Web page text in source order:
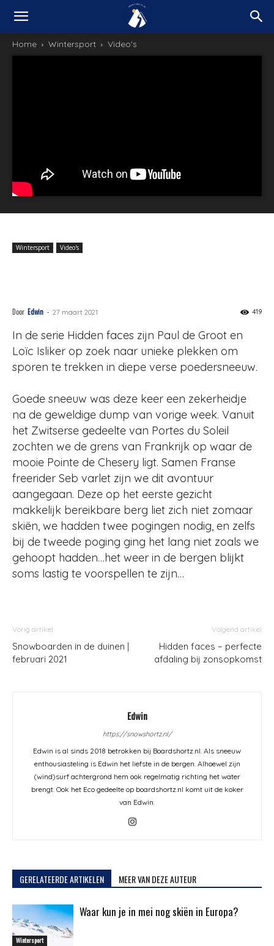
Home Wintersport Video's
Wintersport Video's
Door Edwin - 27 maart 2021 419
In de serie Hidden faces zijn Paul de Groot en
Loïc Isliker op zoek naar unieke plekken om
sporen te trekken in diepe verse poedersneeuw.
Goede sneeuw was deze keer een zekerheidje
na de geweldige dump van vorige week. Vanuit
het Zwitserse gedeelte van Portes du Soleil
zochten we de grens van Frankrijk op waar de
mooie Pointe de Chesery ligt. Samen Franse
freerider Seb varlet zijn we dit avontuur
aangegaan. Deze op het eerste gezicht
makkelijk bereikbare berg liet zich niet zomaar
skiën, we hadden twee pogingen nodig, en zelfs
bij de tweede poging ging het lang niet zoals we
gehoopt hadden…het weer in de bergen blijkt
soms lastig te voorspellen te zijn…
Vorig artikel
Snowboarden in de duinen |
februari 2021
Volgend artikel
Hidden faces – perfecte
afdaling bij zonsopkomst
Edwin
https://snowshortz.nl/
Edwin is al sinds 2018 betrokken bij Boardshortz.nl. Als sneeuw
enthousiasteling is Edwin het liefste in de bergen. Alhoewel zijn
(wind)surf achtergrond hem ook regelmatig richting het water
brengt. Ook het Eco gedeelte op boardshortz.nl komt uit de koker
van Edwin.
GERELATEERDE ARTIKELEN MEER VAN DEZE AUTEUR
Wintersport
Waar kun je in mei nog skiën in Europa?